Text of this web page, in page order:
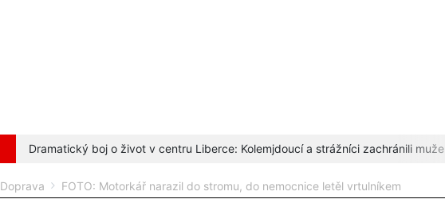
Dramatický boj o život v centru Liberce: Kolemjdoucí a strážníci zachránili muže
Doprava FOTO: Motorkář narazil do stromu, do nemocnice letěl vrtulníkem